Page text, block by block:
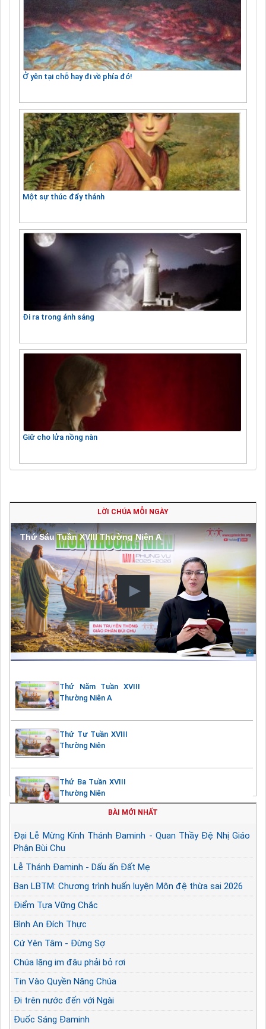
Ở yên tại chỗ hay đi về phía đó!
Một sự thúc đẩy thánh
Đi ra trong ánh sáng
Giữ cho lửa nồng nàn
LỜI CHÚA MỖI NGÀY
Thứ Sáu Tuần XVIII Thường Niên A
Thứ Năm Tuần XVIII
Thường Niên A
Thứ Tư Tuần XVIII
Thường Niên
Thứ Ba Tuần XVIII
Thường Niên
BÀI MỚI NHẤT
Đại Lễ Mừng Kính Thánh Đaminh - Quan Thầy Đệ Nhị Giáo
Phận Bùi Chu
Lễ Thánh Đaminh - Dấu ấn Đất Mẹ
Ban LBTM: Chương trình huấn luyện Môn đệ thừa sai 2026
Điểm Tựa Vững Chắc
Bình An Đích Thực
Cứ Yên Tâm - Đừng Sợ
Chúa lặng im đâu phải bỏ rơi
Tin Vào Quyền Năng Chúa
Đi trên nước đến với Ngài
Đuốc Sáng Đaminh